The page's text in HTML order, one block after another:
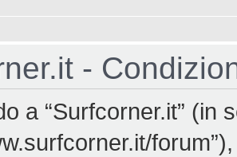
-
a “Surfcorner.it” (in